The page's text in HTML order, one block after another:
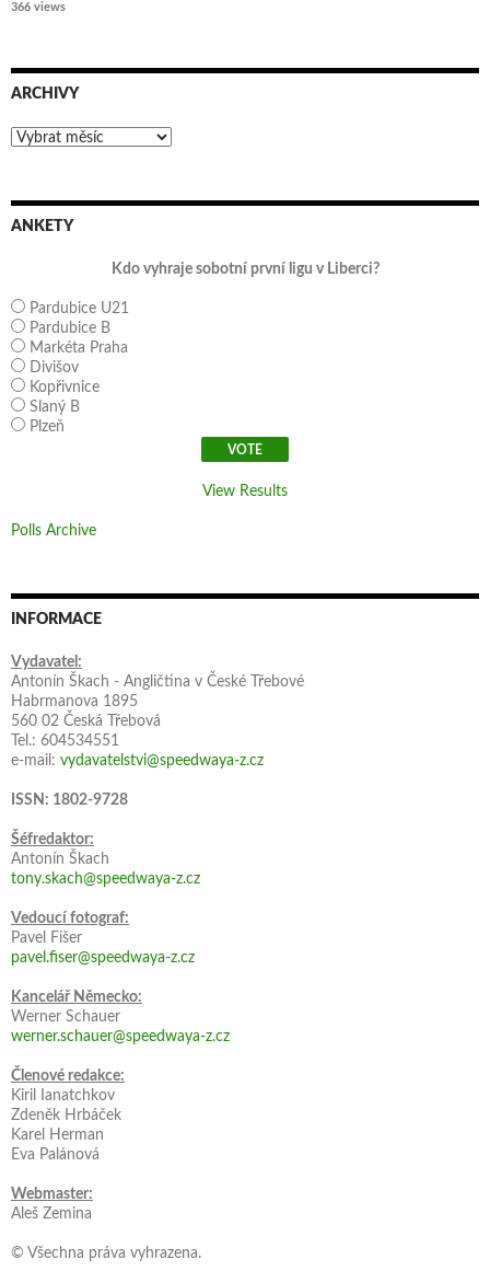
366 views
ARCHIVY
Archivy
ANKETY
Kdo vyhraje sobotní první ligu v Liberci?
Pardubice U21
Pardubice B
Markéta Praha
Divišov
Kopřivnice
Slaný B
Plzeň
View Results
Polls Archive
INFORMACE
Vydavatel:
Antonín Škach - Angličtina v České Třebové
Habrmanova 1895
560 02 Česká Třebová
Tel.: 604534551
e-mail: vydavatelstvi@speedwaya-z.cz
ISSN: 1802-9728
Šéfredaktor:
Antonín Škach
tony.skach@speedwaya-z.cz
Vedoucí fotograf:
Pavel Fišer
pavel.fiser@speedwaya-z.cz
Kancelář Německo:
Werner Schauer
werner.schauer@speedwaya-z.cz
Členové redakce:
Kiril Ianatchkov
Zdeněk Hrbáček
Karel Herman
Eva Palánová
Webmaster:
Aleš Zemina
© Všechna práva vyhrazena.